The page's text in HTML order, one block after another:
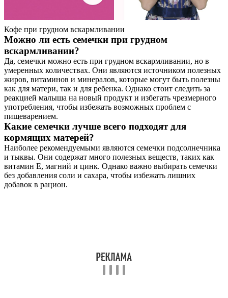
Кофе при грудном вскармливании
Можно ли есть семечки при грудном
вскармливании?
Да, семечки можно есть при грудном вскармливании, но в
умеренных количествах. Они являются источником полезных
жиров, витаминов и минералов, которые могут быть полезны
как для матери, так и для ребенка. Однако стоит следить за
реакцией малыша на новый продукт и избегать чрезмерного
употребления, чтобы избежать возможных проблем с
пищеварением.
Какие семечки лучше всего подходят для
кормящих матерей?
Наиболее рекомендуемыми являются семечки подсолнечника
и тыквы. Они содержат много полезных веществ, таких как
витамин Е, магний и цинк. Однако важно выбирать семечки
без добавления соли и сахара, чтобы избежать лишних
добавок в рацион.